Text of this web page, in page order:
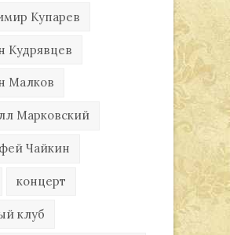
Купарев
Кудрявцев
Малков
Марковский
Чайкин
концерт
клуб